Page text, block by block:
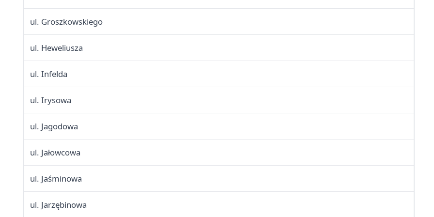
ul. Groszkowskiego
ul. Heweliusza
ul. Infelda
ul. Irysowa
ul. Jagodowa
ul. Jałowcowa
ul. Jaśminowa
ul. Jarzębinowa